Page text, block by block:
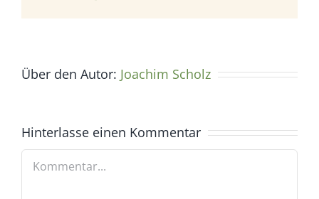
Über den Autor: Joachim Scholz
Hinterlasse einen Kommentar
Kommentar